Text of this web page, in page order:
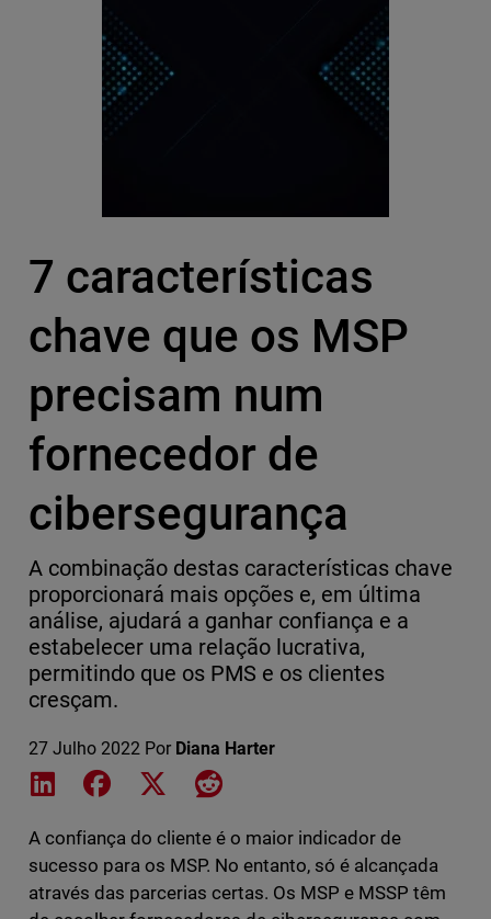
7 características
chave que os MSP
precisam num
fornecedor de
cibersegurança
A combinação destas características chave
proporcionará mais opções e, em última
análise, ajudará a ganhar confiança e a
estabelecer uma relação lucrativa,
permitindo que os PMS e os clientes
cresçam.
27 Julho 2022 Por Diana Harter
Share on LinkedIn
Share on Facebook
Share on XShare on Reddit
A confiança do cliente é o maior indicador de
sucesso para os MSP. No entanto, só é alcançada
através das parcerias certas. Os MSP e MSSP têm